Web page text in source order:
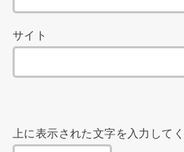
サイト
上に表示された文字を入力してく